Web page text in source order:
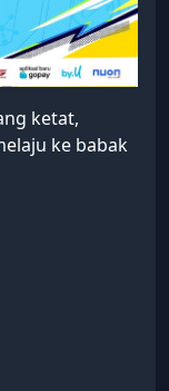
ketat,
ke babak